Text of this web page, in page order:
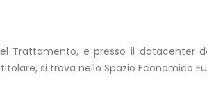
e presso il datacenter
si trova nello Spazio Economico